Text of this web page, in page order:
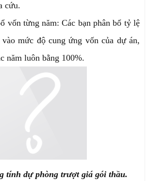
cứu.
vốn từng năm: Các bạn phân bổ tỷ lệ
mức độ cung ứng vốn của dự án,
năm luôn bằng 100%.
tính dự phòng trượt giá gói thầu.